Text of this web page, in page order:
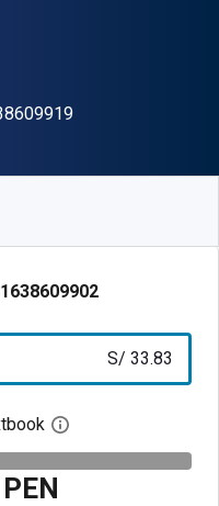
"ISBN-13
S/ 33.83
Abre el cuadro de